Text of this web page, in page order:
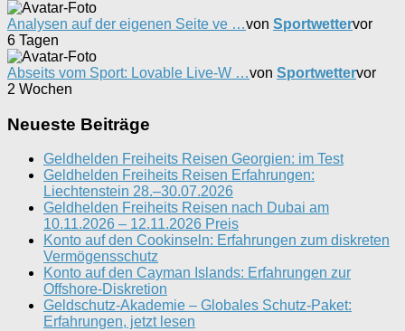
Analysen auf der eigenen Seite ve …von Sportwettervor
6 Tagen
Abseits vom Sport: Lovable Live-W …von Sportwettervor
2 Wochen
Neueste Beiträge
Geldhelden Freiheits Reisen Georgien: im Test
Geldhelden Freiheits Reisen Erfahrungen:
Liechtenstein 28.–30.07.2026
Geldhelden Freiheits Reisen nach Dubai am
10.11.2026 – 12.11.2026 Preis
Konto auf den Cookinseln: Erfahrungen zum diskreten
Vermögensschutz
Konto auf den Cayman Islands: Erfahrungen zur
Offshore-Diskretion
Geldschutz-Akademie – Globales Schutz-Paket:
Erfahrungen, jetzt lesen